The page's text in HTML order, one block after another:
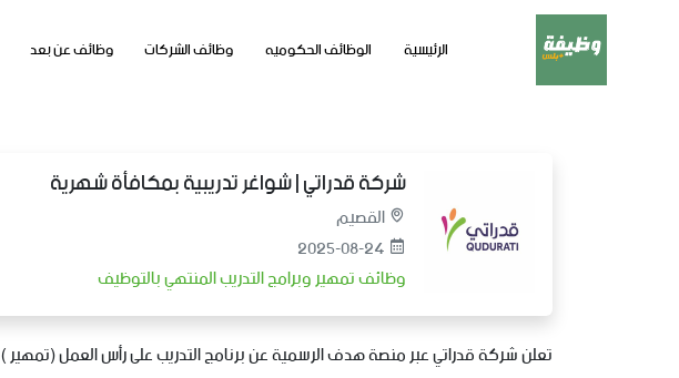
الرئيسية الوظائف الحكوميه وظائف الشركات وظائف عن بعد
شركة قدراتي | شواغر تدريبية بمكافأة شهرية
القصيم
2025-08-24
وظائف تمهير وبرامج التدريب المنتهي بالتوظيف
تعلنشركة قدراتيعبرمنصةهدفالرسميةعنبرنامجالتدريبعلىرأسالعمل(تمهير)